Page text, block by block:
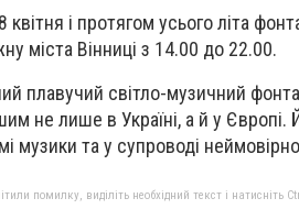
квітня і протягом усього літа
міста Вінниці з 14.00 до 22.00.
плавучий світло-музичний
не лише в Україні, а й у
музики та у супроводі
помилку, виділіть необхідний текст і натисніть